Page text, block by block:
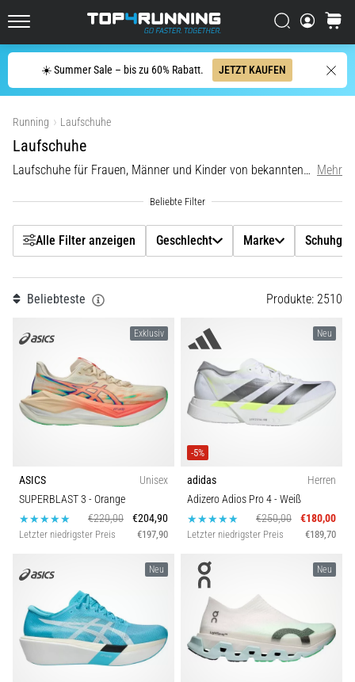
☀️ Summer Sale – bis zu 60% Rabatt. JETZT KAUFEN
Suchen
mindestens
einmal
–
egal
Hobbysportler
oder
Was
die…
•
Plantarfasziitis:
Symptome,
Ursachen
und
Behandlung
beim
oder
nach
dem
unter
stechenden
Fersenschmerzen?
Eine
der
häufigsten
Ursachen
Running Laufschuhe
Laufschuhe
Laufschuhe für Frauen, Männer und Kinder von bekannten Weltmarken wie Mehr
Alle Filter anzeigen Geschlecht Marke
Filtr
Marke
Schuhgröße
Lauftyp
Modell
Farbe
Drop
Funktion
Spikes-Typ
Beliebteste Produkte: 2510
Exklusiv
ASICS
Unisex
SUPERBLAST 3 - Orange
€220,00
€204,90
Letzter niedrigster Preis €197,90
Neu
-5%
adidas
Herren
Adizero Adios Pro 4- Weiß
€250,00
€180,00
Letzter niedrigster Preis €189,70
Neu Neu